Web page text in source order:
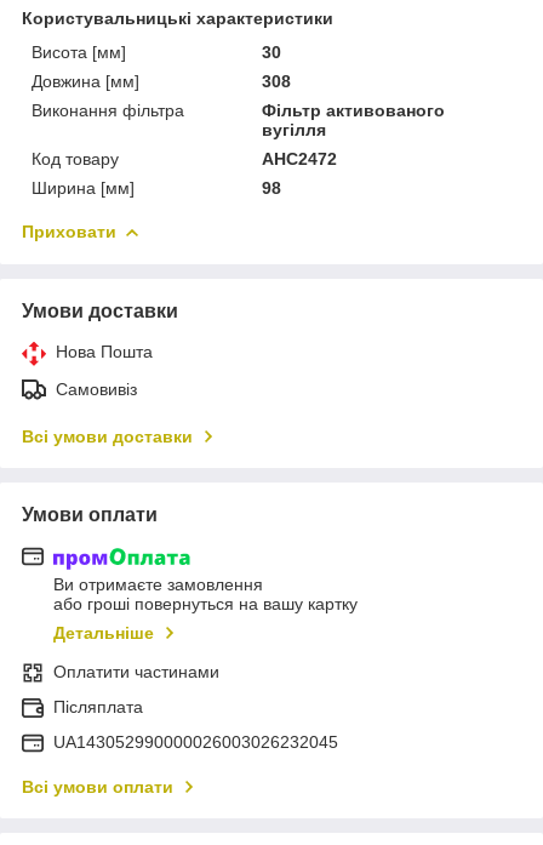
Користувальницькі характеристики
Висота [мм]
30
Довжина [мм]
308
Виконання фільтра
Фільтр активованого
вугілля
Код товару
AHC2472
Ширина [мм]
98
Приховати
Умови доставки
Нова Пошта
Самовивіз
Всі умови доставки
Умови оплати
Ви отримаєте замовлення
або гроші повернуться на вашу картку
Детальніше
Оплатити частинами
Післяплата
UA143052990000026003026232045
Всі умови оплати